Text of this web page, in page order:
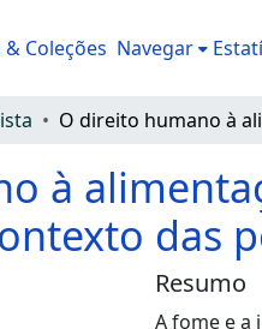
Coleções Navegar
à
das
Resumo
A fome e a